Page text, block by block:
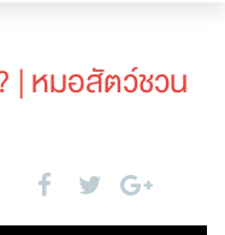
| หมอสัตว์ชวน